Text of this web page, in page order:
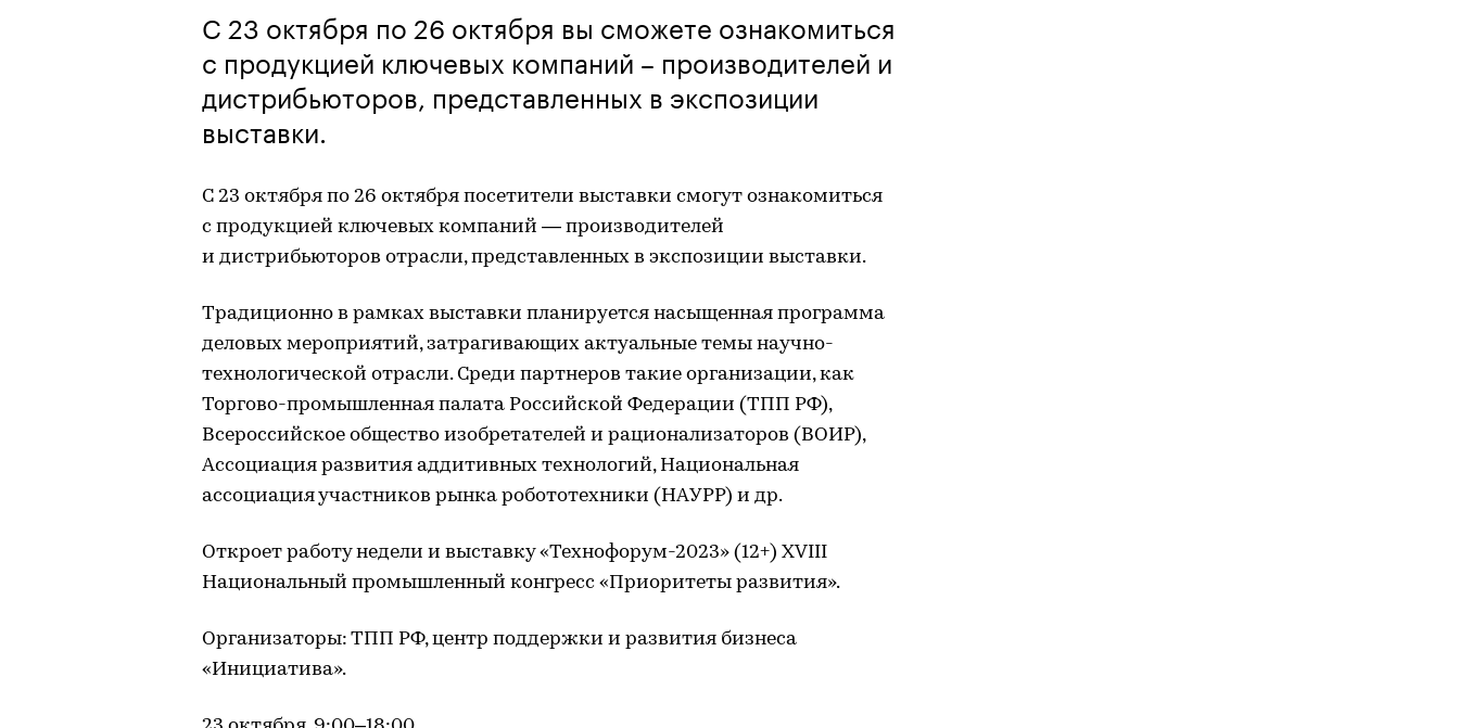
С 23 октября по 26 октября вы сможете ознакомиться
с продукцией ключевых компаний – производителей и
дистрибьюторов, представленных в экспозиции
выставки.
С 23 октября по 26 октября посетители выставки смогут ознакомиться
с продукцией ключевых компаний — производителей
и дистрибьюторов отрасли, представленных в экспозиции выставки.
Традиционно в рамках выставки планируется насыщенная программа
деловых мероприятий, затрагивающих актуальные темы научно-
технологической отрасли. Среди партнеров такие организации, как
Торгово-промышленная палата Российской Федерации (ТПП РФ),
Всероссийское общество изобретателей и рационализаторов (ВОИР),
Ассоциация развития аддитивных технологий, Национальная
ассоциация участников рынка робототехники (НАУРР) и др.
Откроет работу недели и выставку «Технофорум-2023» (12+) XVIII
Национальный промышленный конгресс «Приоритеты развития».
Организаторы: ТПП РФ, центр поддержки и развития бизнеса
«Инициатива».